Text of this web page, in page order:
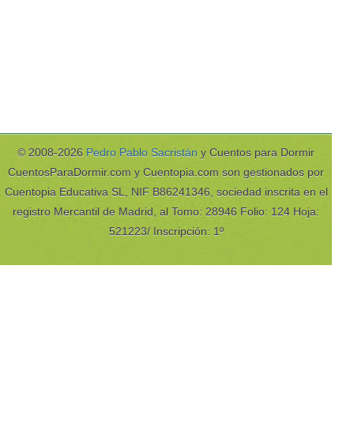
© 2008-2026 Pedro Pablo Sacristán y Cuentos para Dormir
CuentosParaDormir.com y Cuentopia.com son gestionados por
Cuentopia Educativa SL, NIF B86241346, sociedad inscrita en el
registro Mercantil de Madrid, al Tomo: 28946 Folio: 124 Hoja:
521223/ Inscripción: 1º